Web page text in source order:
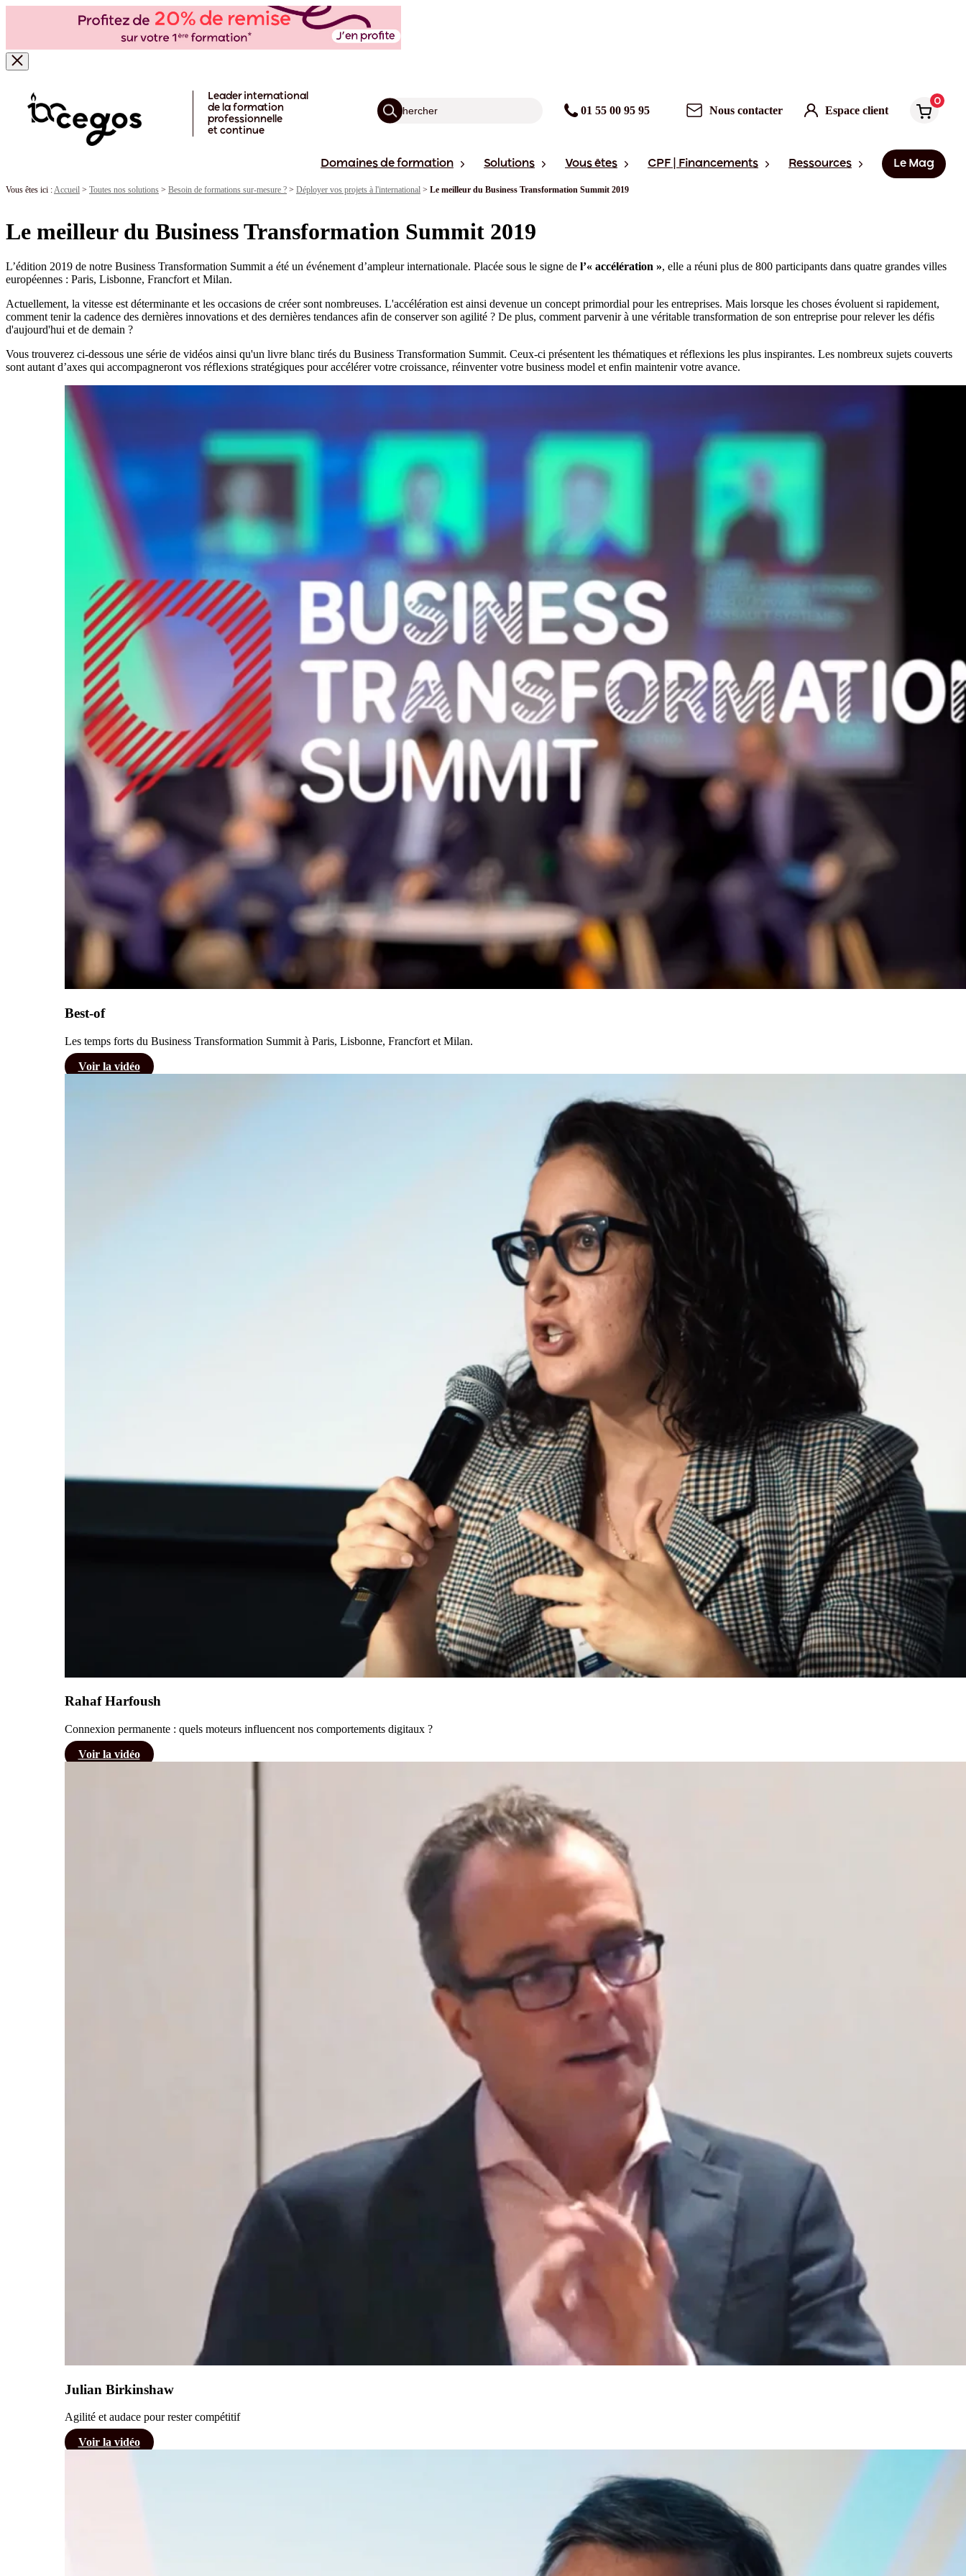
Leader international
de la formation
professionnelle
et continue
01 55 00 95 95 Nous contacter Espace client
0
Domaines de formation Solutions Vous êtes CPF | Financements Ressources Le Mag
Vous êtes ici :Accueil > Toutes nos solutions > Besoin de formations sur-mesure ? > Déployer vos projets à l'international > Le meilleur du Business Transformation Summit 2019
Le meilleur du Business Transformation Summit 2019
L’édition 2019 de notre Business Transformation Summit a été un événement d’ampleur internationale. Placée sous le signe de l’« accélération », elle a réuni plus de 800 participants dans quatre grandes villes
européennes : Paris, Lisbonne, Francfort et Milan.
Actuellement, la vitesse est déterminante et les occasions de créer sont nombreuses. L'accélération est ainsi devenue un concept primordial pour les entreprises. Mais lorsque les choses évoluent si rapidement,
comment tenir la cadence des dernières innovations et des dernières tendances afin de conserver son agilité ? De plus, comment parvenir à une véritable transformation de son entreprise pour relever les défis
d'aujourd'hui et de demain ?
Vous trouverez ci-dessous une série de vidéos ainsi qu'un livre blanc tirés du Business Transformation Summit. Ceux-ci présentent les thématiques et réflexions les plus inspirantes. Les nombreux sujets couverts
sont autant d’axes qui accompagneront vos réflexions stratégiques pour accélérer votre croissance, réinventer votre business model et enfin maintenir votre avance.
Best-of
Les temps forts du Business Transformation Summit à Paris, Lisbonne, Francfort et Milan.
Voir la vidéo
Rahaf Harfoush
Connexion permanente : quels moteurs influencent nos comportements digitaux ?
Voir la vidéo
Julian Birkinshaw
Agilité et audace pour rester compétitif
Voir la vidéo